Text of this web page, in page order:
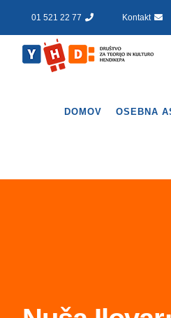
content
01 521 22 77 Kontakt
DOMOV OSEBNA